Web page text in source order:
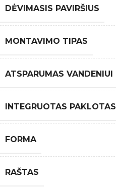
DĖVIMASIS PAVIRŠIUS
MONTAVIMO TIPAS
ATSPARUMAS VANDENIUI
INTEGRUOTAS PAKLOTAS
FORMA
RAŠTAS